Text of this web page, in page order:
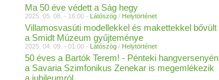
Ma 50 éve védett a Ság hegy
2025. 05. 08. - 16:00 - Látószög / Helytörténet
Villamosvasúti modellekkel és makettekkel bővült
a Smidt Múzeum gyűjteménye
2025. 04. 09. - 01:00 - Látószög / Helytörténet
50 éves a Bartók Terem! - Pénteki hangversenyén
a Savaria Szimfonikus Zenekar is megemlékezik
a jubileumról